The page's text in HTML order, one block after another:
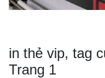
in thẻ vip, tag
Trang 1